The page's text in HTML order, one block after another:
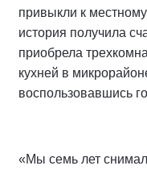
привыкли к
история получила
приобрела
кухней в
воспользовавшись
«Мы семь лет